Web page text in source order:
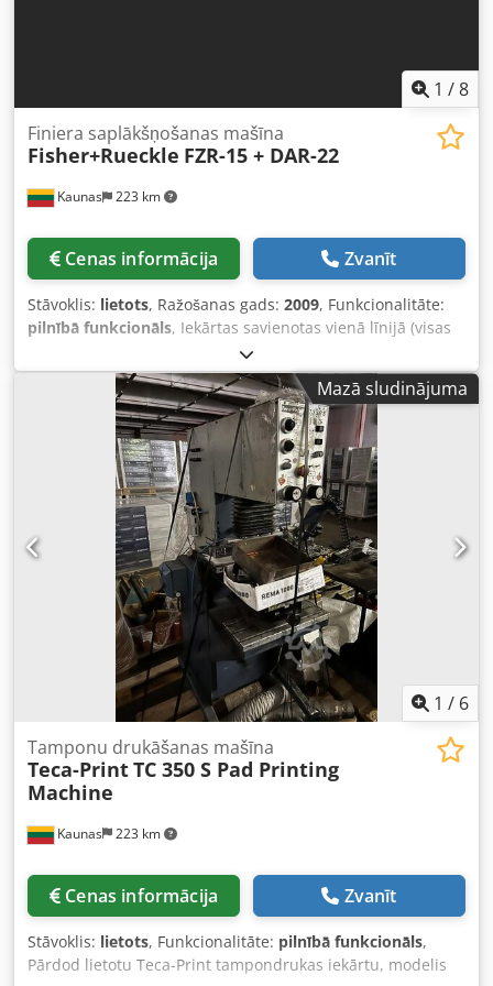
1 /8
Kaunas 223 km
Finiera saplākšņošanas mašīna
Fisher+Rueckle FZR-15 + DAR-22
Cenas informācija Zvanīt
Stāvoklis: lietots, Ražošanas gads: 2009, Funkcionalitāte:
pilnībā funkcionāls, Iekārtas savienotas vienā līnijā (visas
trīs iekārtas tiek pārdotas tikai kopā). 1. Finiera šķiedru
šķērsvirziena salīmēšanas iekārta Fisher+Rueckle FZR-15,
2009. gads 2. Tiešās uzkrāšanas iekārta Fisher+Rueckle
DAR-22, 2009. gads 3. Šķērveida pacelšanas galds 1000 kg
TEHNISKĀ DOKUMENTĀCIJA (pilna pēc pieprasījuma)
Finiera šķērsvirziena salīmēšanas iekārta FURNIMASTER
FZR-15 Finiera formāta garums (pa šķiedrai) 350 - 1500 mm
Finiera formāta platums (šķērsām šķiedrai) 50 - 500 mm
Finiera sloksnes biezums 0,3 - 1,5 mm Maksimālā iekārtas
jauda 30 cikli/min. (jaudas rādītāji attiecas uz vidējo finiera
sloksnes platumu 100 mm šķērsām šķiedrai) Pieslēguma
slodze (bāzes iekārta): Jaudas patēriņš 13,5 kW Saspiesta
gaisa spiediens 6 bar Energo patēriņš: Elektroenerģijas
patēriņš 6,2 kWh Saspiestā gaisa patēriņš 15 NL/min.
Izmēri un svars (bāzes iekārta): 2940 mm G x 1000 mm P x
1530 mm A. 3200 kg Crodpst Akcfsfx Aqxof
Mazā sludinājuma
1 / 6
Kaunas 223 km
Tamponu drukāšanas mašīna
Teca-PrintTC 350 S Pad Printing
Machine
Cenas informācija Zvanīt
Stāvoklis: lietots, Funkcionalitāte: pilnībā funkcionāls,
Pārdod lietotu Teca-Print tampondrukas iekārtu, modelis